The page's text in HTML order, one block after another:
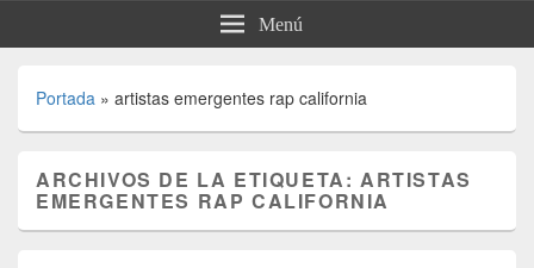
Menú
Portada » artistas emergentes rap california
ARCHIVOS DE LA ETIQUETA:ARTISTAS
EMERGENTES RAP CALIFORNIA